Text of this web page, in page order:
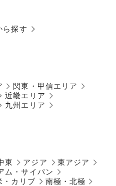
ら探す
関東・甲信エリア
近畿エリア
九州エリア
東 アジア
東アジア
ム・サイパン
・カリブ 南極・北極